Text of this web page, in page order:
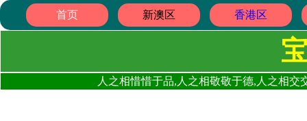
首页 新澳区 香港区
人之相惜惜于品,人之相敬敬于德,人之相